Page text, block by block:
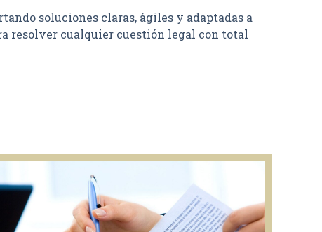
soluciones claras, ágiles y adaptadas a
resolver cualquier cuestión legal con total